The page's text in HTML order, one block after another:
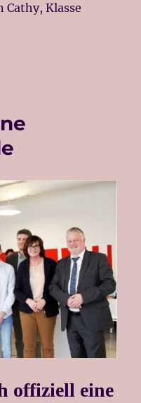
Klasse
offiziell eine